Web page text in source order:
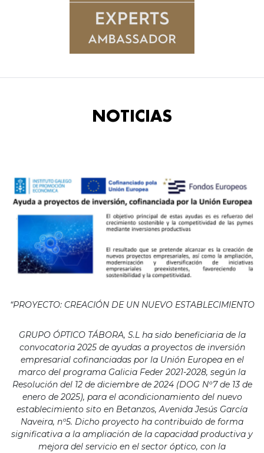
NOTICIAS
“PROYECTO: CREACIÓN DE UN NUEVO ESTABLECIMIENTO
GRUPO ÓPTICO TÁBORA, S.L ha sido beneficiaria de la
convocatoria 2025 de ayudas a proyectos de inversión
empresarial cofinanciadas por la Unión Europea en el
marco del programa Galicia Feder 2021-2028, según la
Resolución del 12 de diciembre de 2024 (DOG Nº7 de 13 de
enero de 2025), para el acondicionamiento del nuevo
establecimiento sito en Betanzos, Avenida Jesús García
Naveira, nº5. Dicho proyecto ha contribuido de forma
significativa a la ampliación de la capacidad productiva y
mejora del servicio en el sector óptico, con la